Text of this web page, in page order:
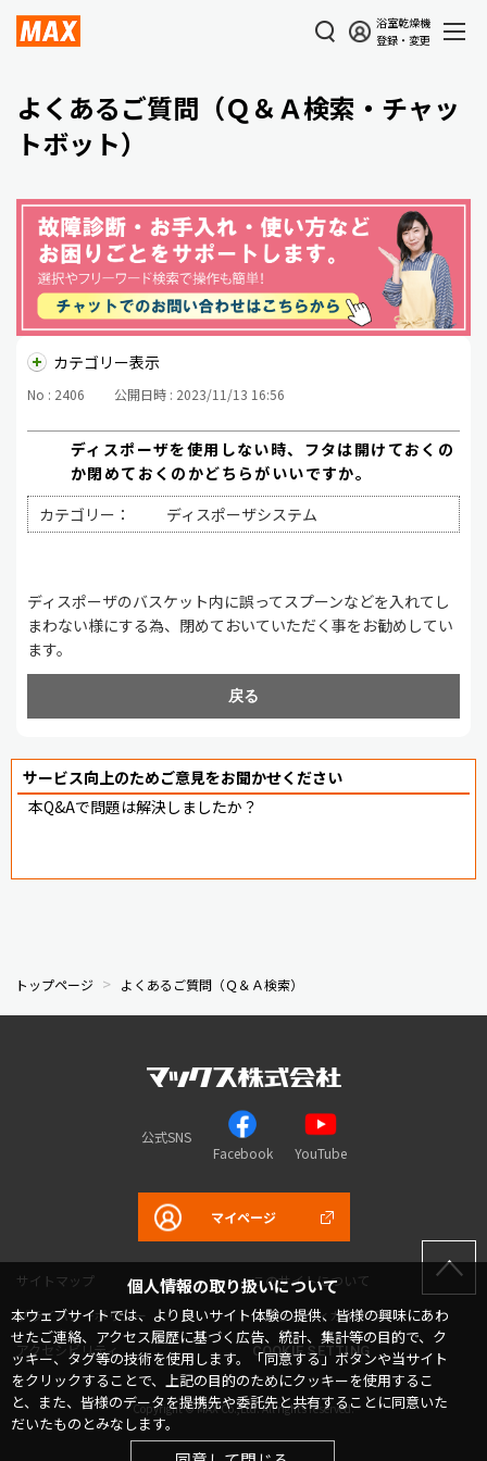
浴室乾燥機
登録・変更
よくあるご質問（Ｑ＆Ａ検索・チャッ
トボット）
個人情報の取り扱いについて
本ウェブサイトでは、より良いサイト体験の提供、皆様の興味にあわ
せたご連絡、アクセス履歴に基づく広告、統計、集計等の目的で、ク
ッキー、タグ等の技術を使用します。「同意する」ボタンや当サイト
をクリックすることで、上記の目的のためにクッキーを使用するこ
と、また、皆様のデータを提携先や委託先と共有することに同意いた
だいたものとみなします。
カテゴリー表示
No : 2406 公開日時 : 2023/11/13 16:56
ディスポーザを使用しない時、フタは開けておくの
か閉めておくのかどちらがいいですか。
カテゴリー：
ディスポーザシステム
ディスポーザのバスケット内に誤ってスプーンなどを入れてし
まわない様にする為、閉めておいていただく事をお勧めしてい
ます。
戻る
サービス向上のためご意見をお聞かせください
本Q&Aで問題は解決しましたか？
トップページ よくあるご質問（Ｑ＆Ａ検索）
公式SNS
Facebook
YouTube
マイページ
サイトマップ
このサイトについて
プライバシーポリシー
コミュニティガイドライン
アクセシビリティ
COOKIE SETTING
Copyright © MAX Co.,Ltd. All rights reserved.